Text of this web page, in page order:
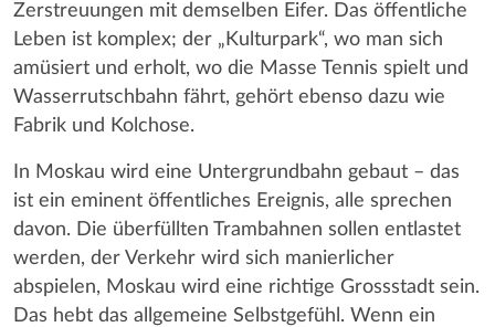
Zerstreuungen mit demselben Eifer. Das öffentliche
Leben ist komplex; der „Kulturpark“, wo man sich
amüsiert und erholt, wo die Masse Tennis spielt und
Wasserrutschbahn fährt, gehört ebenso dazu wie
Fabrik und Kolchose.
In Moskau wird eine Untergrundbahn gebaut – das
ist ein eminent öffentliches Ereignis, alle sprechen
davon. Die überfüllten Trambahnen sollen entlastet
werden, der Verkehr wird sich manierlicher
abspielen, Moskau wird eine richtige Grossstadt sein.
Das hebt das allgemeine Selbstgefühl. Wenn ein